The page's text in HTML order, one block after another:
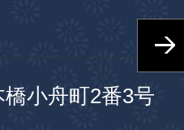
小舟町2番3号